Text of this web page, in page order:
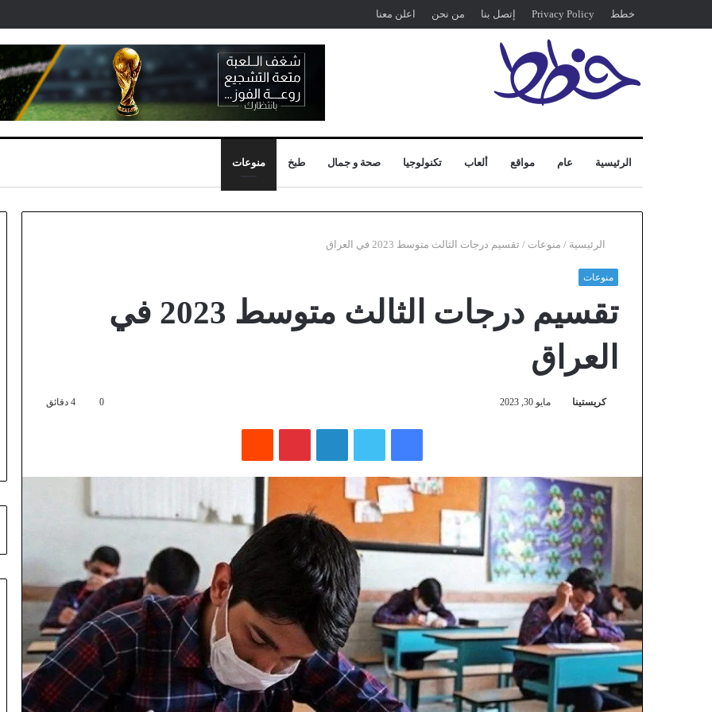
خطط Privacy Policy إتصل بنا من نحن اعلن معنا
الرئيسية عام مواقع ألعاب تكنولوجيا صحة و جمال طبخ منوعات
الرئيسية / منوعات / تقسيم درجات الثالث متوسط 2023 في العراق
منوعات
تقسيم درجات الثالث متوسط 2023 في
العراق
كريستينا مايو 30, 2023 0
فيسبوك لينكدإن بينتيريست